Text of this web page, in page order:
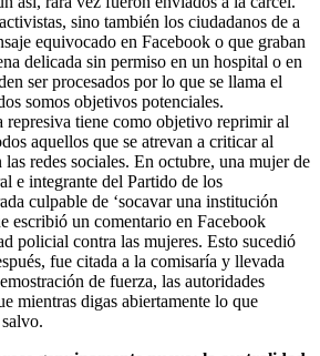
sino también los ciudadanos de a
equivocado en Facebook o que graban
delicada sin permiso en un hospital o en
ser procesados por lo que se llama el
somos objetivos potenciales.
represiva tiene como objetivo reprimir al
aquellos que se atrevan a criticar al
redes sociales. En octubre, una mujer de
e integrante del Partido de los
culpable de ‘socavar una institución
escribió un comentario en Facebook
policial contra las mujeres. Esto sucedió
fue citada a la comisaría y llevada
de fuerza, las autoridades
mientras digas abiertamente lo que